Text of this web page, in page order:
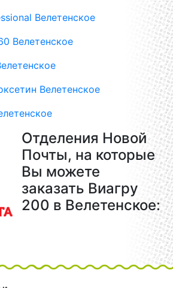
Велетенское
Велетенское
Велетенское
Отделения Новой
Почты, на которые
Вы можете
заказать Виагру
200 в Велетенское: